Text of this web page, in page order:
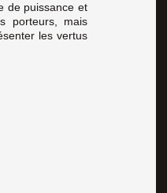
de puissance et
porteurs, mais
les vertus